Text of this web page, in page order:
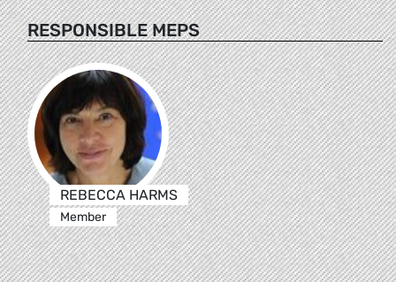
RESPONSIBLE MEPS
REBECCA HARMS
Member